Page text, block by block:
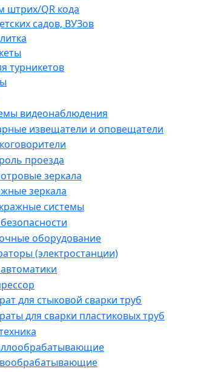
штрих/QR кода
садов, ВУЗов
турникетов
видеонаблюдения
извещатели и оповещатели
проезда
зеркала
зеркала
системы
оборудование
(электростанции)
для стыковой сварки труб
для сварки пластиковых труб